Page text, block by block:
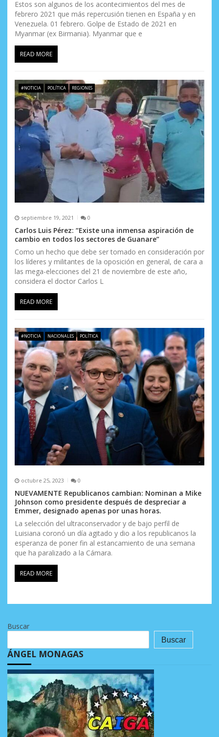
Estos son algunos de los acontecimientos del mes de
febrero 2021 que más repercusión tienen en España y en
Venezuela. 01 febrero. Golpe de Estado de 2021 en
Myanmar (ex Birmania). Myanmar que e
READ MORE
#NOTICIA POLÍTICA REGIONES
septiembre 19, 2021 0
Carlos Luis Pérez: “Existe una inmensa aspiración de
cambio en todos los sectores de Guanare”
Como un hecho que debe ser tomado en consideración por
los líderes y militantes de la oposición en general, de cara a
las mega-elecciones del 21 de noviembre de este año,
considera el doctor Carlos L
READ MORE
#NOTICIA NACIONALES POLÍTICA
octubre 25, 2023 0
NUEVAMENTE Republicanos cambian: Nominan a Mike
Johnson como presidente después de despreciar a
Emmer, designado apenas por unas horas.
La selección del ultraconservador y de bajo perfil de
Luisiana coronó un día agitado y dio a los republicanos la
esperanza de poner fin al estancamiento de una semana
que ha paralizado a la Cámara.
READ MORE
Buscar
Buscar
ÁNGEL MONAGAS